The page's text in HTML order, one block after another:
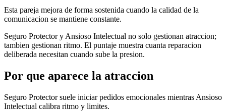
Esta pareja mejora de forma sostenida cuando la calidad de la
comunicacion se mantiene constante.
Seguro Protector y Ansioso Intelectual no solo gestionan atraccion;
tambien gestionan ritmo. El puntaje muestra cuanta reparacion
deliberada necesitan cuando sube la presion.
Por que aparece la atraccion
Seguro Protector suele iniciar pedidos emocionales mientras Ansioso
Intelectual calibra ritmo y limites.